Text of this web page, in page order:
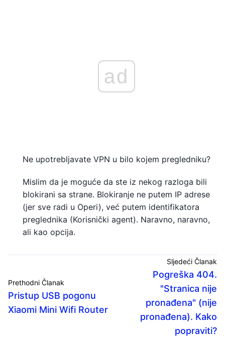
ad
Ne upotrebljavate VPN u bilo kojem pregledniku?
Mislim da je moguće da ste iz nekog razloga bili
blokirani sa strane. Blokiranje ne putem IP adrese
(jer sve radi u Operi), već putem identifikatora
preglednika (Korisnički agent). Naravno, naravno,
ali kao opcija.
Prethodni Članak
Pristup USB pogonu
Xiaomi Mini Wifi Router
Sljedeći Članak
Pogreška 404.
"Stranica nije
pronađena" (nije
pronađena). Kako
popraviti?